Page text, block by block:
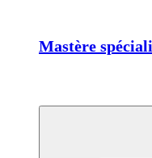
Mastère